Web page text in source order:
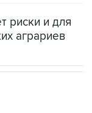
риски и для
аграриев